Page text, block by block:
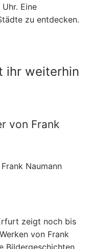
Eine
zu entdecken.
ihr weiterhin
von Frank
zeigt noch bis
von Frank